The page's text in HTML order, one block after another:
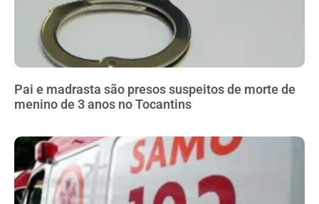
Pai e madrasta são presos suspeitos de morte de
menino de 3 anos no Tocantins